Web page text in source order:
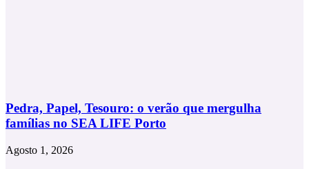
Pedra, Papel, Tesouro: o verão que mergulha
famílias no SEA LIFE Porto
Agosto 1, 2026